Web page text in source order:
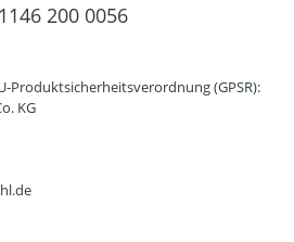
1146 200 0056
Produktsicherheitsverordnung (GPSR):
KG